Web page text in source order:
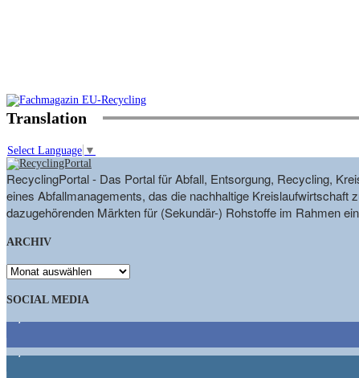
Translation
Select Language ▼
RecyclingPortal - Das Portal für Abfall, Entsorgung, Recycling,
eines Abfallmanagements, das die nachhaltige
dazugehörenden Märkten für (Sekundär-) Rohstoffe im Rahmen
ARCHIV
ARCHIV
SOCIAL MEDIA
1,662 Follower